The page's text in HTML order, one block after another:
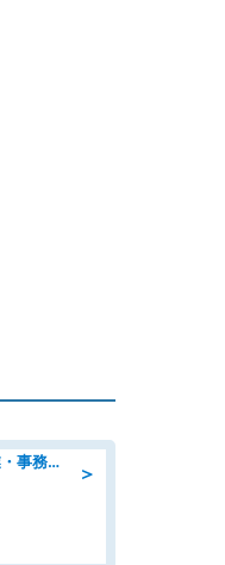
＞
09月開始/総合設備会社での営業・事務のお仕事/車通勤可/賞与あり/営業/営業事務